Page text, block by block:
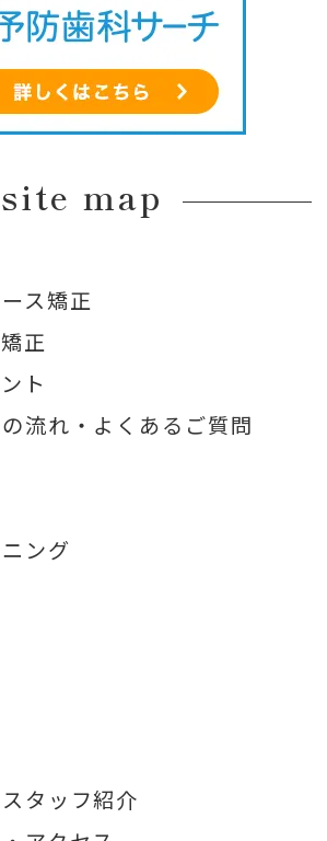
site map
ス矯正
正
ト
流れ・よくあるご質問
ング
タッフ紹介